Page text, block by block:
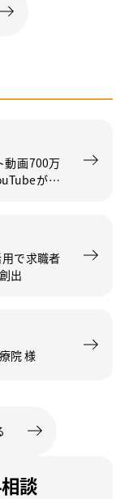
動画700万
が貢
で求職者
出
院 様
談